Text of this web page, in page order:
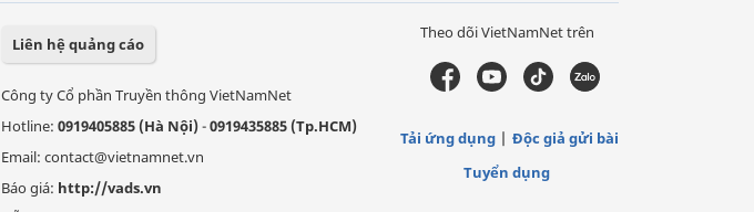
Liên hệ quảng cáo
Công ty Cổ phần Truyền thông VietNamNet
Hotline: 0919405885 (Hà Nội)-0919435885 (Tp.HCM)
Email: contact@vietnamnet.vn
Báo giá: http://vads.vn
Theo dõi VietNamNet trên
Tải ứng dụng
Độc giả gửi bài
Tuyển dụng